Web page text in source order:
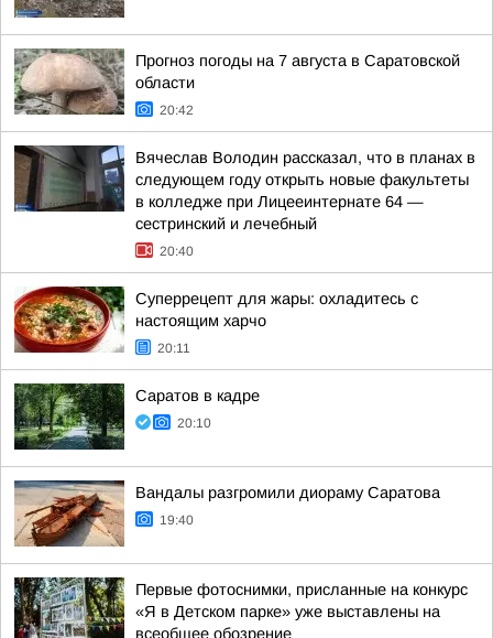
Прогноз погоды на 7 августа в Саратовской
области
20:42
Вячеслав Володин рассказал, что в планах в
следующем году открыть новые факультеты
в колледже при Лицееинтернате 64 —
сестринский и лечебный
20:40
Суперрецепт для жары: охладитесь с
настоящим харчо
20:11
Саратов в кадре
20:10
Вандалы разгромили диораму Саратова
19:40
Первые фотоснимки, присланные на конкурс
«Я в Детском парке» уже выставлены на
всеобщее обозрение